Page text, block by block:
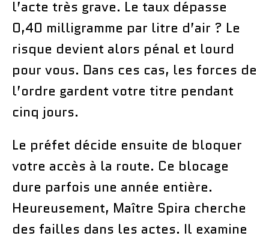
l’acte très grave. Le taux dépasse
0,40 milligramme par litre d’air ? Le
risque devient alors pénal et lourd
pour vous. Dans ces cas, les forces de
l’ordre gardent votre titre pendant
cinq jours.
Le préfet décide ensuite de bloquer
votre accès à la route. Ce blocage
dure parfois une année entière.
Heureusement, Maître Spira cherche
des failles dans les actes. Il examine